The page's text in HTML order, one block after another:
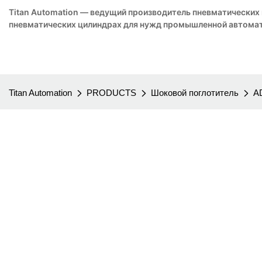
Titan Automation — ведущий производитель
пневматических цилиндрах для нужд промышленной
Titan Automation PRODUCTS Шоковой поглотитель